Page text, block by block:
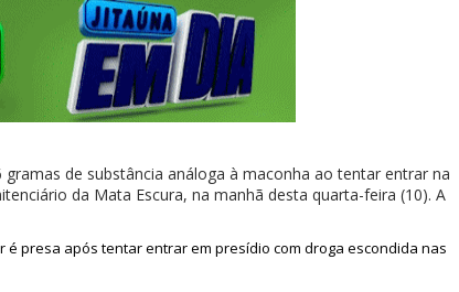
de substância análoga à maconha ao tentar entrar na
da Mata Escura, na manhã desta quarta-feira (10). A
é presa após tentar entrar em presídio com droga escondida nas